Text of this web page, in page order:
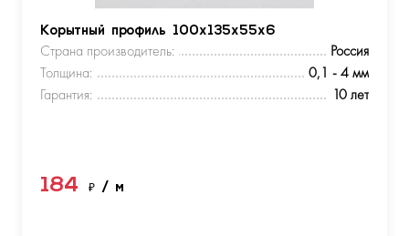
Корытный профиль 100х135х55х6
Страна производитель:
Россия
Толщина:
0,1 - 4 мм
Гарантия:
10 лет
184 ₽ / м